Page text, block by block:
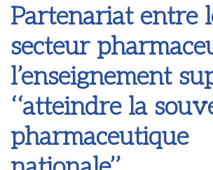
Partenariat entre
secteur
l’enseignement
‘‘atteindre la
pharmaceutique